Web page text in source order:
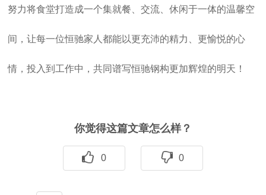
努力将食堂打造成一个集就餐、交流、休闲于一体的温馨空
间，让每一位恒驰家人都能以更充沛的精力、更愉悦的心
情，投入到工作中，共同谱写恒驰钢构更加辉煌的明天！
你觉得这篇文章怎么样？
0 0